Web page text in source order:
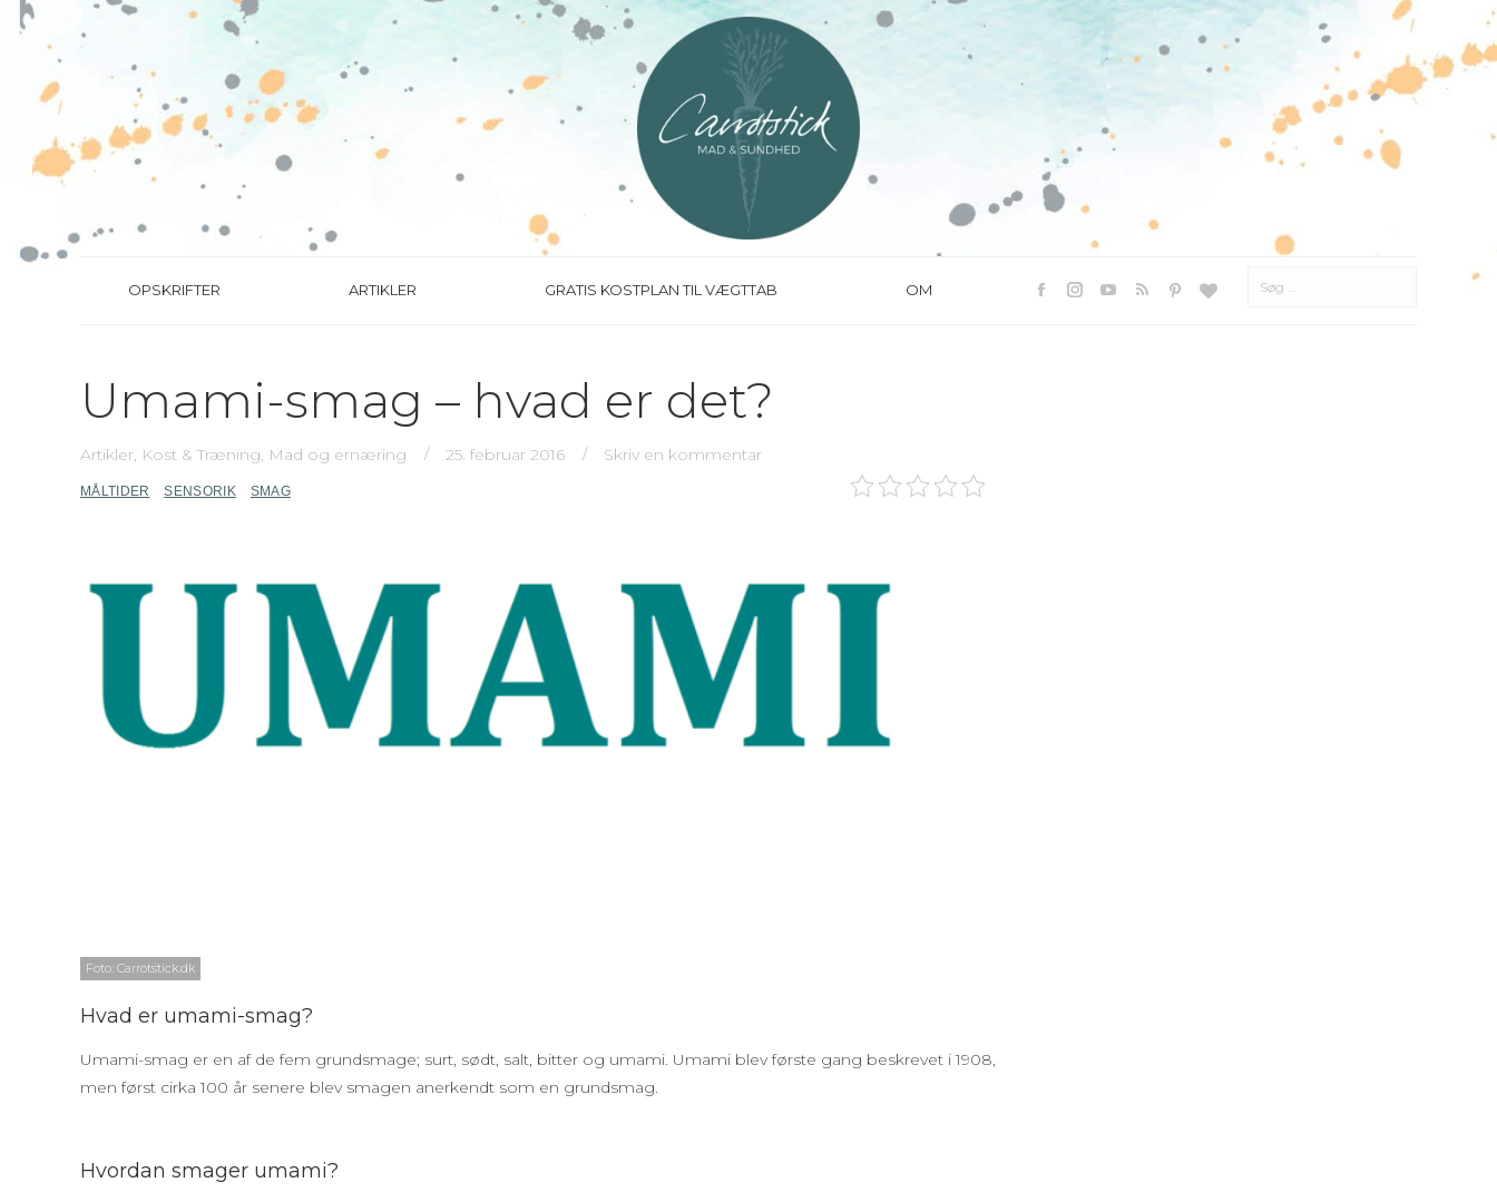
OPSKRIFTER ARTIKLER GRATIS KOSTPLAN TIL VÆGTTAB OM
FacebookInstagramYouTubePinterestWebsted
Umami-smag – hvad er det?
Artikler, Kost & Træning, Mad og ernæring 25. februar 2016 Skriv en kommentar
MÅLTIDER SENSORIK SMAG
Foto: Carrotstick.dk
Hvad er umami-smag?
Umami-smag er en af de fem grundsmage; surt, sødt, salt, bitter og umami. Umami blev første gang beskrevet i 1908,
men først cirka 100 år senere blev smagen anerkendt som en grundsmag.
Hvordan smager umami?